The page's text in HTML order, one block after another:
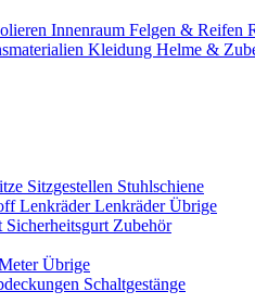
Innenraum Felgen & Reifen
Kleidung Helme &
Sitzgestellen Stuhlschiene
LenkräderLenkräder Übrige
Sicherheitsgurt Zubehör
Übrige
Schaltgestänge